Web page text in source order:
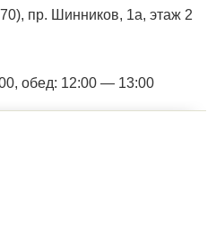
), пр. Шинников, 1а, этаж 2
обед: 12:00 — 13:00